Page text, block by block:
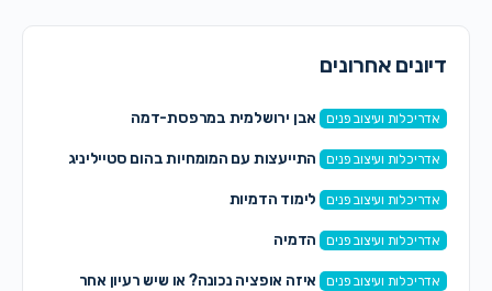
דיונים אחרונים
אדריכלות ועיצוב פנים אבן ירושלמית במרפסת-דמה
אדריכלות ועיצוב פנים התייעצות עם המומחיות בהום סטייליניג
אדריכלות ועיצוב פנים לימוד הדמיות
אדריכלות ועיצוב פנים הדמיה
אדריכלות ועיצוב פנים איזה אופציה נכונה? או שיש רעיון אחר